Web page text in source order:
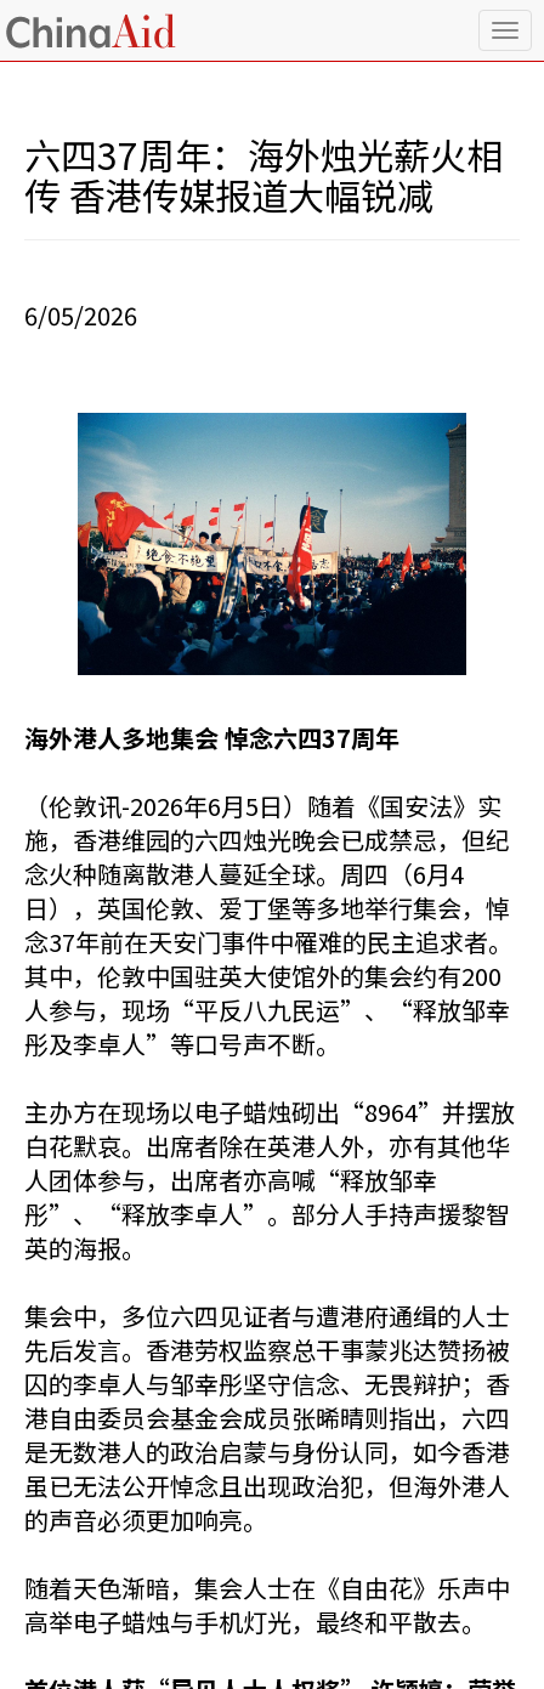
T
o
六四37周年：海外烛光薪火相
传 香港传媒报道大幅锐减
6/05/2026
海外港人多地集会 悼念六四37周年
（伦敦讯-2026年6月5日）随着《国安法》实
施，香港维园的六四烛光晚会已成禁忌，但纪
念火种随离散港人蔓延全球。周四（6月4
日），英国伦敦、爱丁堡等多地举行集会，悼
念37年前在天安门事件中罹难的民主追求者。
其中，伦敦中国驻英大使馆外的集会约有200
人参与，现场“平反八九民运”、“释放邹幸
彤及李卓人”等口号声不断。
主办方在现场以电子蜡烛砌出“8964”并摆放
白花默哀。出席者除在英港人外，亦有其他华
人团体参与，出席者亦高喊“释放邹幸
彤”、“释放李卓人”。部分人手持声援黎智
英的海报。
集会中，多位六四见证者与遭港府通缉的人士
先后发言。香港劳权监察总干事蒙兆达赞扬被
囚的李卓人与邹幸彤坚守信念、无畏辩护；香
港自由委员会基金会成员张晞晴则指出，六四
是无数港人的政治启蒙与身份认同，如今香港
虽已无法公开悼念且出现政治犯，但海外港人
的声音必须更加响亮。
随着天色渐暗，集会人士在《自由花》乐声中
高举电子蜡烛与手机灯光，最终和平散去。